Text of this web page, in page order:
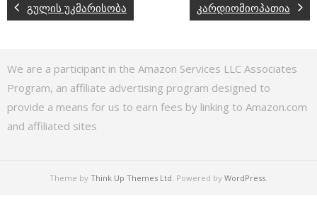
გულის უკმარისობა კარდიომიოპათია
We are a participant in the Amazon Services LLC Associates
Program, an affiliate advertising program designed to
provide a means for us to earn fees by linking to Amazon.com
and affiliated sites
Theme by Think Up Themes Ltd . Powered by WordPress